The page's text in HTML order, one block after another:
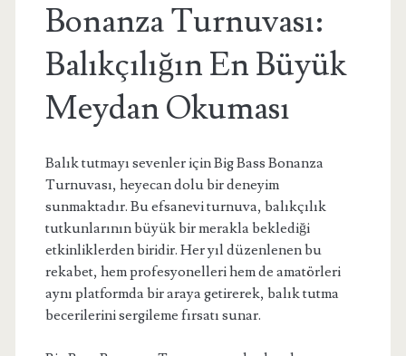
Bonanza Turnuvası:
Balıkçılığın En Büyük
Meydan Okuması
Balık tutmayı sevenler için Big Bass Bonanza
Turnuvası, heyecan dolu bir deneyim
sunmaktadır. Bu efsanevi turnuva, balıkçılık
tutkunlarının büyük bir merakla beklediği
etkinliklerden biridir. Her yıl düzenlenen bu
rekabet, hem profesyonelleri hem de amatörleri
aynı platformda bir araya getirerek, balık tutma
becerilerini sergileme fırsatı sunar.